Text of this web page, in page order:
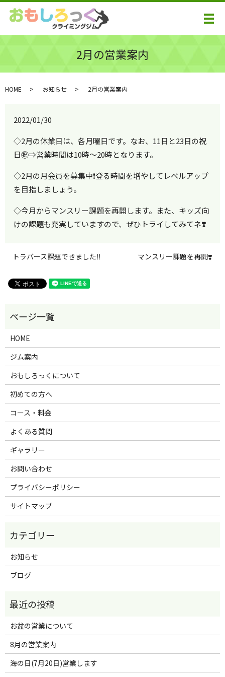
メ
2月の営業案内
HOME お知らせ 2月の営業案内
2022/01/30
◇2月の休業日は、各月曜日です。なお、11日と23日の祝
日㊗️⇒営業時間は10時～20時となります。
◇2月の月会員を募集中❗️登る時間を増やしてレベルアップ
を目指しましょう。
◇今月からマンスリー課題を再開します。また、キッズ向
けの課題も充実していますので、ぜひトライしてみてネ❣️
トラバース課題できました‼️ マンスリー課題を再開❣️
HOME
ジム案内
おもしろっくについて
初めての方へ
コース・料金
よくある質問
ギャラリー
お問い合わせ
プライバシーポリシー
サイトマップ
お知らせ
ブログ
お盆の営業について
8月の営業案内
海の日(7月20日)営業します